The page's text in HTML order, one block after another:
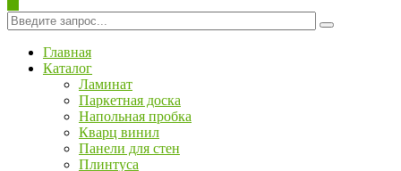
Главная
Каталог
Ламинат
Паркетная доска
Напольная пробка
Кварц винил
Панели для стен
Плинтуса